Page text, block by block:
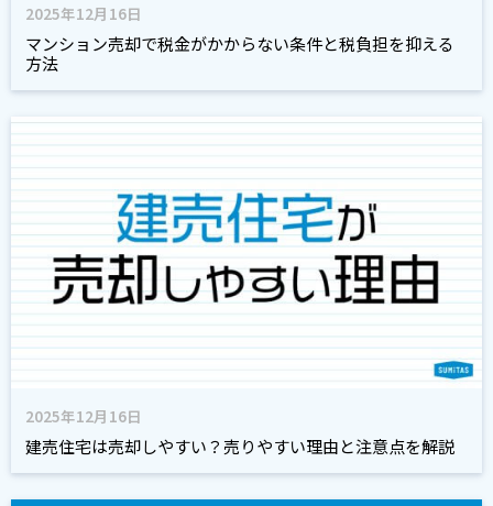
2025年12月16日
マンション売却で税金がかからない条件と税負担を抑える
方法
2025年12月16日
建売住宅は売却しやすい？売りやすい理由と注意点を解説